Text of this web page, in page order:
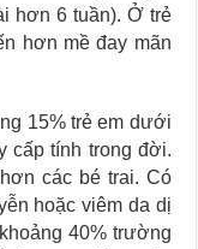
hơn 6 tuần). Ở trẻ
hơn mề đay mãn
15% trẻ em dưới
cấp tính trong đời.
các bé trai. Có
hoặc viêm da dị
40% trường